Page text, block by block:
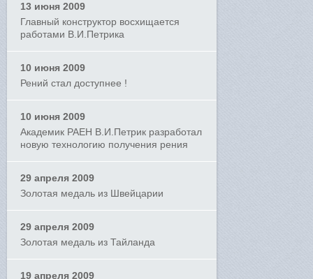
13 июня 2009
Главный конструктор восхищается
работами В.И.Петрика
10 июня 2009
Рений стал доступнее !
10 июня 2009
Академик РАЕН В.И.Петрик разработал
новую технологию получения рения
29 апреля 2009
Золотая медаль из Швейцарии
29 апреля 2009
Золотая медаль из Тайланда
19 апреля 2009